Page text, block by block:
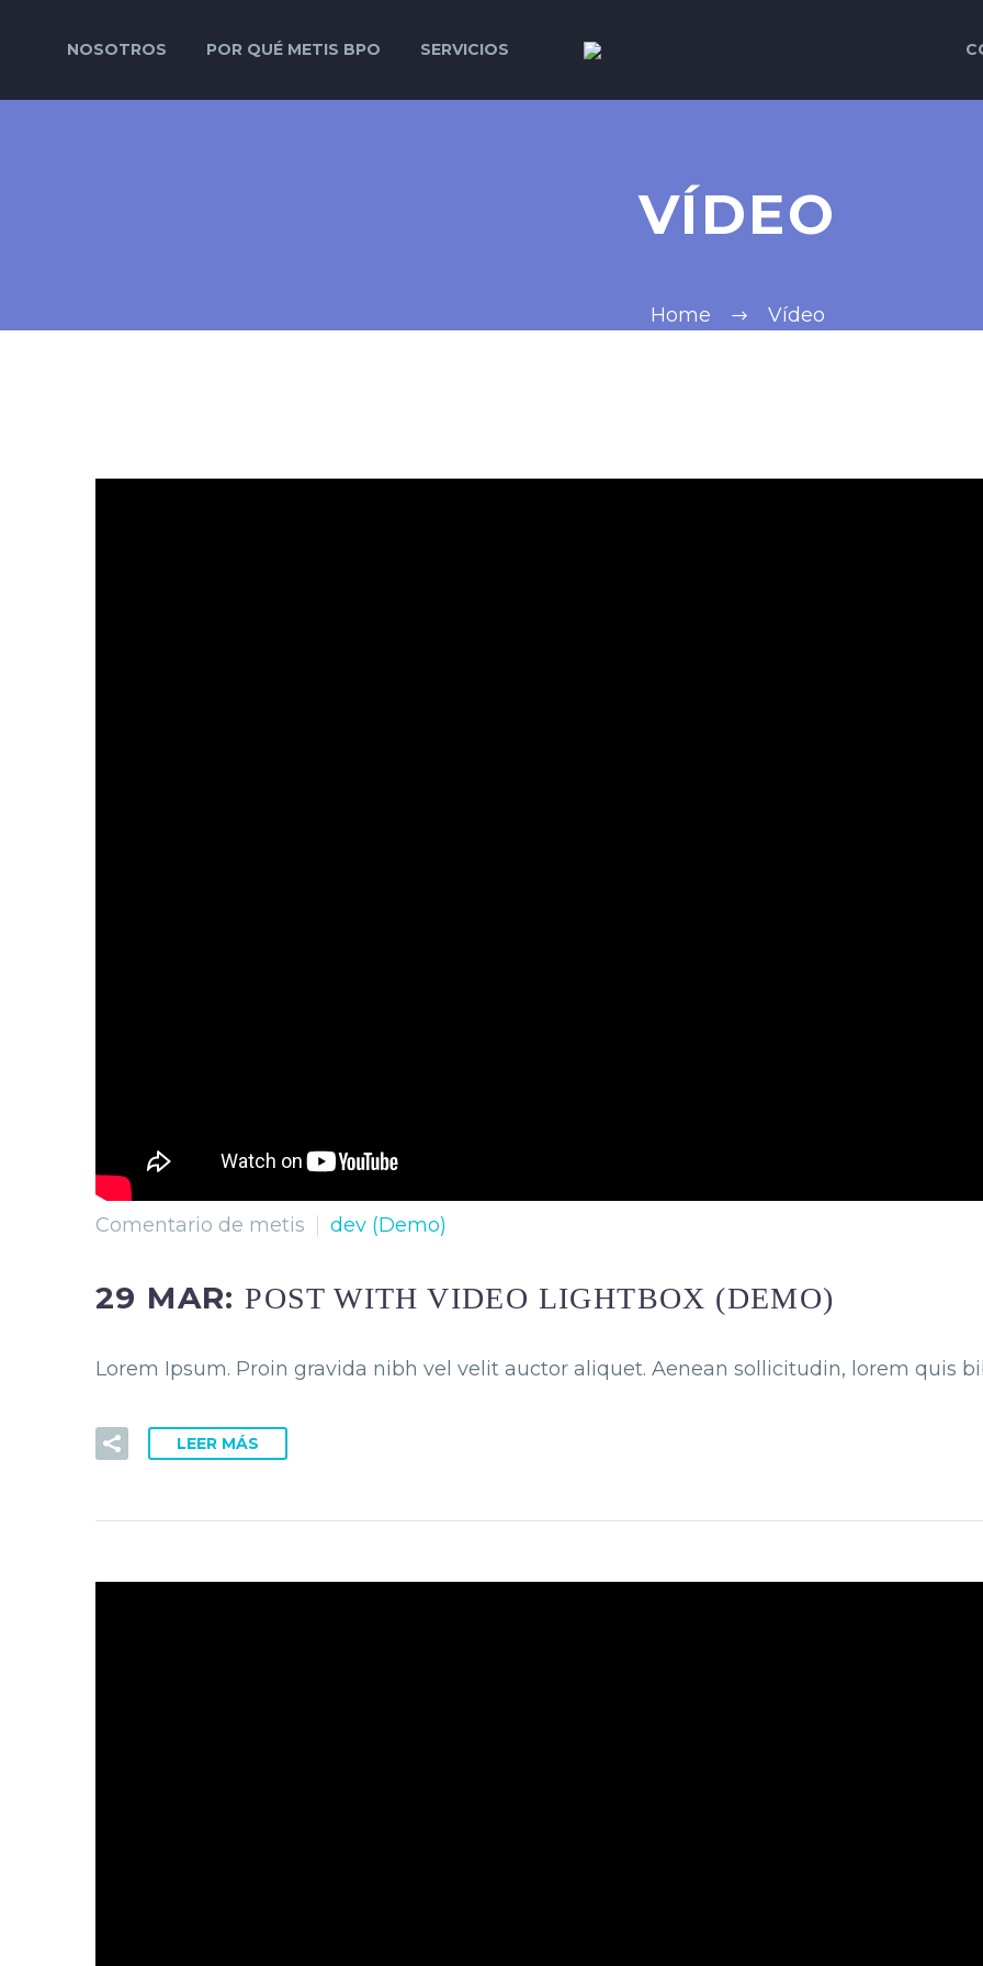
NOSOTROS POR QUÉ METIS BPO SERVICIOS
VÍDEO
Home Vídeo
Comentario de metis dev (Demo)
29 MAR:POST WITH VIDEO LIGHTBOX (DEMO)
Lorem Ipsum. Proin gravida nibh vel velit auctor aliquet. Aenean sollicitudin, lorem quis
LEER MÁS